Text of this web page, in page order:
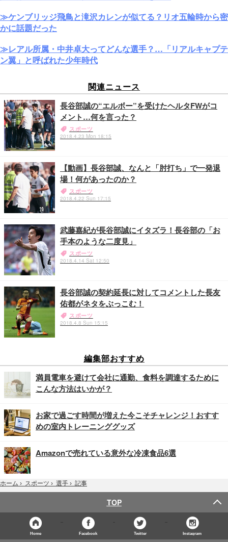
≫ケンブリッジ飛鳥と滝沢カレンが似てる？リオ五輪時から密
かに話題だった
≫レアル所属・中井卓大ってどんな選手？…「リアルキャプテ
ン翼」と呼ばれた少年時代
関連ニュース
長谷部誠の“エルボー”を受けたヘルタFWがコ
メント…何を言った？
スポーツ
2018.4.23 Mon 18:15
【動画】長谷部誠、なんと「肘打ち」で一発退
場！何があったのか？
スポーツ
2018.4.22 Sun 17:15
武藤嘉紀が長谷部誠にイタズラ！長谷部の「お
手本のような二度見」
スポーツ
2018.4.14 Sat 12:50
長谷部誠の契約延長に対してコメントした長友
佑都がネタをぶっこむ！
スポーツ
2018.4.8 Sun 15:15
編集部おすすめ
満員電車を避けて会社に通勤、食料を調達するために
こんな方法はいかが？
お家で過ごす時間が増えた今こそチャレンジ！おすす
めの室内トレーニンググッズ
Amazonで売れている意外な冷凍食品6選
ホーム › スポーツ › 選手 › 記事
TOP
Home Facebook Twitter Instagram